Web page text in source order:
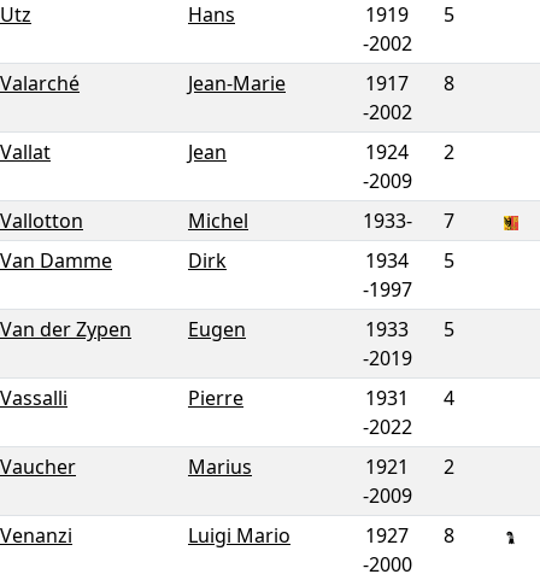
Utz Hans
1919
-2002
5
Valarché Jean-Marie
1917
-2002
8
Vallat Jean
1924
-2009
2
Vallotton Michel 1933-
7
Van Damme
Dirk
1934
-1997
5
Van der Zypen Eugen
1933
-2019
5
Vassalli Pierre
1931
-2022
4
Vaucher Marius
1921
-2009
2
Venanzi Luigi Mario
1927
-2000
8